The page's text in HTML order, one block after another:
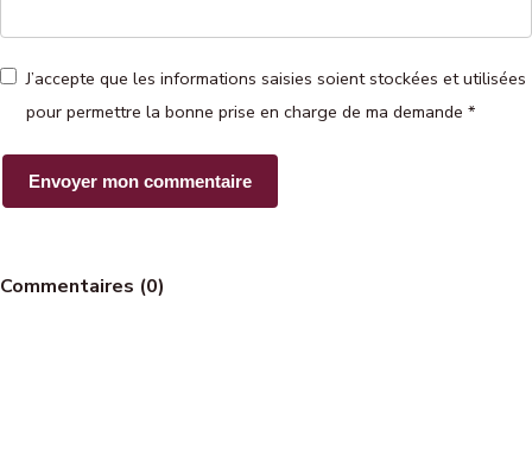
J’accepte que les informations saisies soient stockées et utilisées
pour permettre la bonne prise en charge de ma demande *
Commentaires (0)